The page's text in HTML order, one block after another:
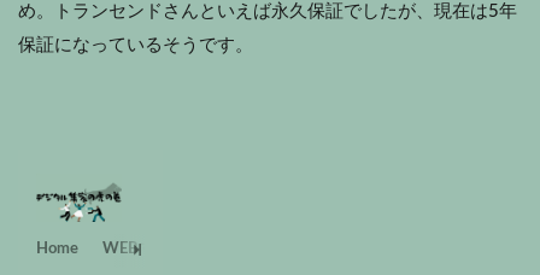
め。トランセンドさんといえば永久保証でしたが、現在は5年
保証になっているそうです。